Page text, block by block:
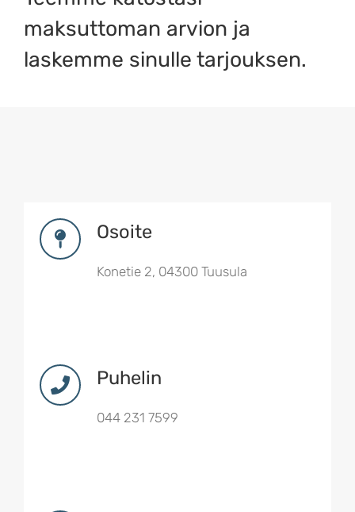
maksuttoman arvion ja
laskemme sinulle tarjouksen.
Osoite
Konetie 2, 04300 Tuusula
Puhelin
044 231 7599